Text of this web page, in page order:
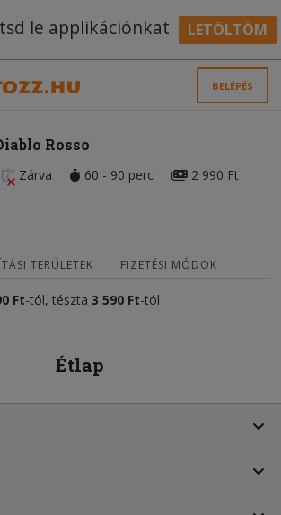
le applikációnkat LETÖLTÖM
BELÉPÉS
Rosso
Zárva 60 - 90 perc 2 990 Ft
TERÜLETEK FIZETÉSI MÓDOK
Ft-tól, tészta 3 590 Ft-tól
Étlap